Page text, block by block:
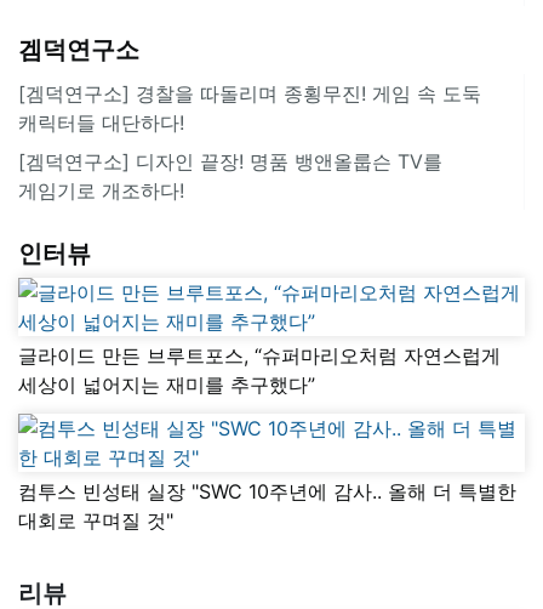
겜덕연구소
[겜덕연구소] 경찰을 따돌리며 종횡무진! 게임 속 도둑
캐릭터들 대단하다!
[겜덕연구소] 디자인 끝장! 명품 뱅앤올룹슨 TV를
게임기로 개조하다!
인터뷰
글라이드 만든 브루트포스, “슈퍼마리오처럼 자연스럽게
세상이 넓어지는 재미를 추구했다”
컴투스 빈성태 실장 "SWC 10주년에 감사.. 올해 더 특별한
대회로 꾸며질 것"
리뷰